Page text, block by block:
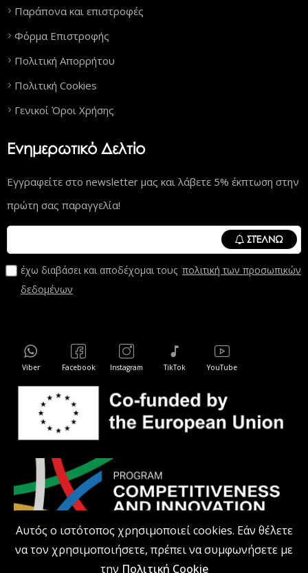
Παράπονα και επιστροφές
Φόρμα Επιστροφής
Πολιτική Απορρήτου
Πολιτική Cookies
Γενικοί Όροι Χρήσης
Ενημερωτικό Δελτίο
Εγγραφείτε στο newsletter μας και λάβετε 5% έκπτωση στην
πρώτη σας παραγγελία!
ΣΤΈΛΝΩ
έχω διαβάσει και αποδέχομαι τους πολιτική των προσωπικών
δεδομένων
Viber Facebook Instagram TikTok YouTube
Αυτός ο ιστότοπος χρησιμοποιεί cookies. Εάν θέλετε
να τον χρησιμοποιήσετε, πρέπει να συμφωνήσετε με
την Πολιτική Cookie